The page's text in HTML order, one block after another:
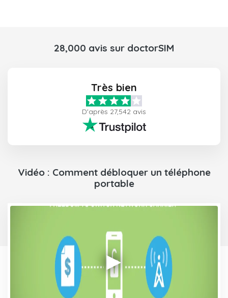
28,000 avis sur doctorSIM
Très bien
D'après 27,542 avis
Vidéo : Comment débloquer un téléphone
portable